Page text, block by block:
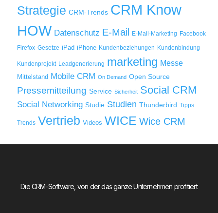
Strategie CRM-Trends CRM Know
HOW Datenschutz E-Mail E-Mail-Marketing Facebook
Firefox Gesetze iPad iPhone Kundenbeziehungen Kundenbindung
Kundenprojekt Leadgenerierung marketing Messe
Mittelstand Mobile CRM On Demand Open Source
Pressemitteilung Service Sicherheit Social CRM
Social Networking Studie Studien Thunderbird Tipps
Trends Vertrieb Videos WICE Wice CRM
Die CRM-Software, von der das ganze Unternehmen profitiert